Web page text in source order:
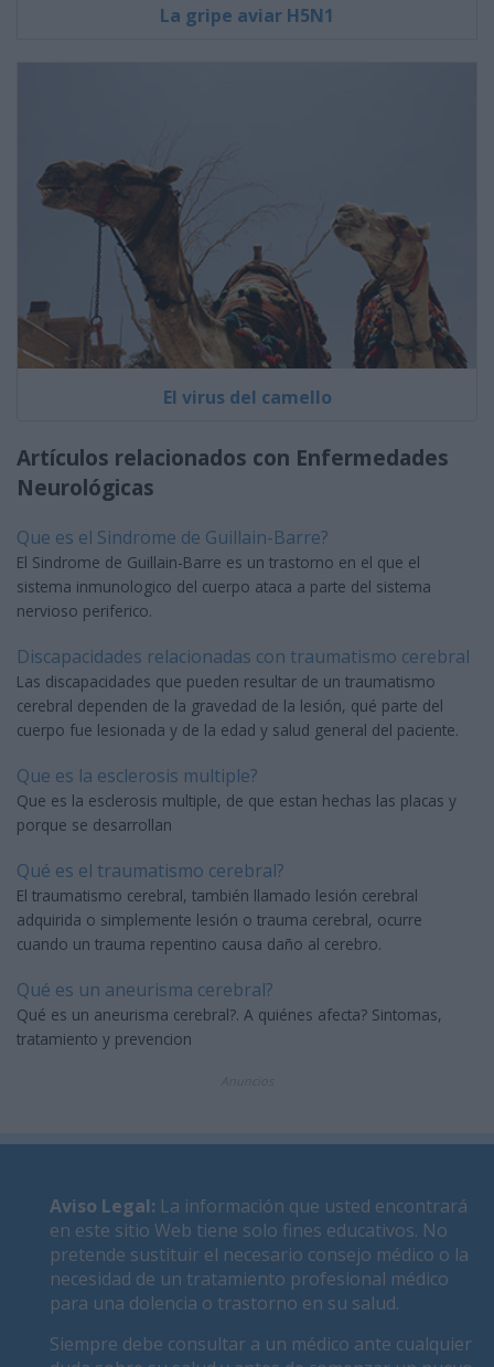
La gripe aviar H5N1
El virus del camello
Artículos relacionados con Enfermedades
Neurológicas
Que es el Sindrome de Guillain-Barre?
El Sindrome de Guillain-Barre es un trastorno en el que el
sistema inmunologico del cuerpo ataca a parte del sistema
nervioso periferico.
Discapacidades relacionadas con traumatismo cerebral
Las discapacidades que pueden resultar de un traumatismo
cerebral dependen de la gravedad de la lesión, qué parte del
cuerpo fue lesionada y de la edad y salud general del paciente.
Que es la esclerosis multiple?
Que es la esclerosis multiple, de que estan hechas las placas y
porque se desarrollan
Qué es el traumatismo cerebral?
El traumatismo cerebral, también llamado lesión cerebral
adquirida o simplemente lesión o trauma cerebral, ocurre
cuando un trauma repentino causa daño al cerebro.
Qué es un aneurisma cerebral?
Qué es un aneurisma cerebral?. A quiénes afecta? Sintomas,
tratamiento y prevencion
Aviso Legal: La información que usted encontrará
en este sitio Web tiene solo fines educativos. No
pretende sustituir el necesario consejo médico o la
necesidad de un tratamiento profesional médico
para una dolencia o trastorno en su salud.
Siempre debe consultar a un médico ante cualquier